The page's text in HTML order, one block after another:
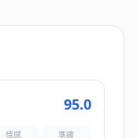
95.0
情感 準確